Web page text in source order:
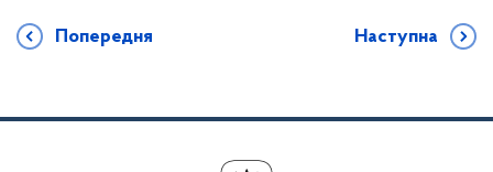
Попередня Наступна